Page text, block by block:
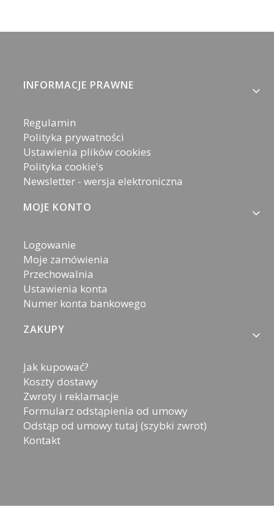
Linki w stopce
INFORMACJE PRAWNE
Regulamin
Polityka prywatności
Ustawienia plików cookies
Polityka cookie's
Newsletter - wersja elektroniczna
MOJE KONTO
Logowanie
Moje zamówienia
Przechowalnia
Ustawienia konta
Numer konta bankowego
ZAKUPY
Jak kupować?
Koszty dostawy
Zwroty i reklamacje
Formularz odstąpienia od umowy
Odstąp od umowy tutaj (szybki zwrot)
Kontakt